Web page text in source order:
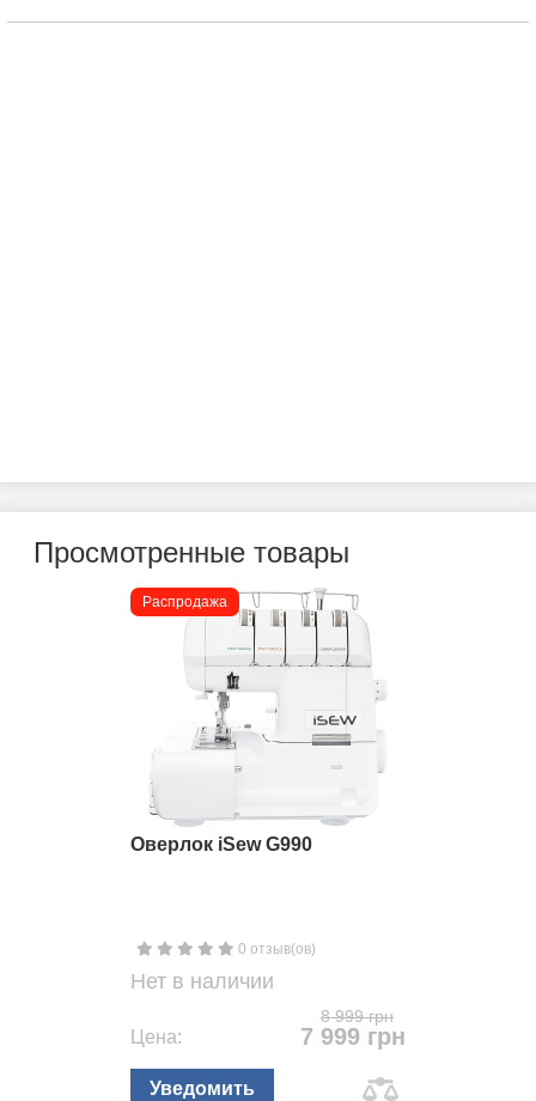
Просмотренные товары
Распродажа
Оверлок iSew G990
0 отзыв(ов)
Нет в наличии
8 999 грн
Цена: 7 999 грн
Уведомить